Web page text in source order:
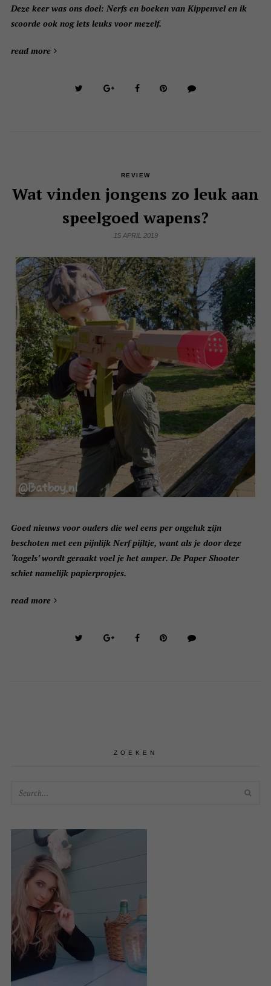
Deze keer was ons doel: Nerfs en boeken van Kippenvel en ik
scoorde ook nog iets leuks voor mezelf.
read more
REVIEW
Wat vinden jongens zo leuk aan
speelgoed wapens?
15 APRIL 2019
Goed nieuws voor ouders die wel eens per ongeluk zijn
beschoten met een pijnlijk Nerf pijltje, want als je door deze
‘kogels’ wordt geraakt voel je het amper. De Paper Shooter
schiet namelijk papierpropjes.
read more
ZOEKEN